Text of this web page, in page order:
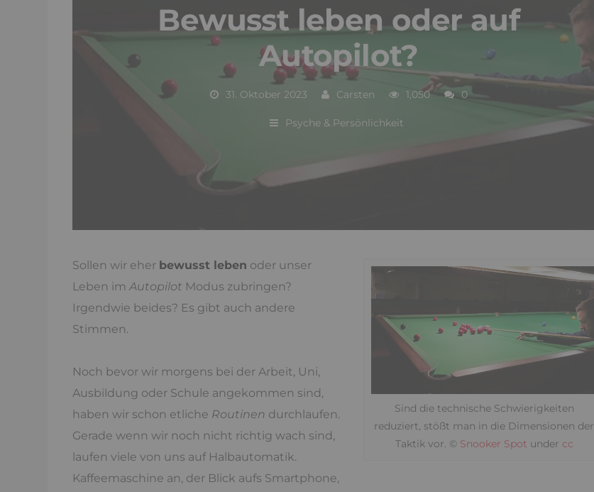
Bewusst leben oder auf
Autopilot?
31. Oktober 2023 Carsten 1,050 0
Psyche & Persönlichkeit
Sind die technische Schwierigkeiten
reduziert, stößt man in die Dimensionen der
Taktik vor. © Snooker Spot under cc
Sollen wir eher bewusst leben oder unser
Leben imAutopilot Modus zubringen?
Irgendwie beides? Es gibt auch andere
Stimmen.
Noch bevor wir morgens bei der Arbeit, Uni,
Ausbildung oder Schule angekommen sind,
haben wir schon etliche Routinen durchlaufen.
Gerade wenn wir noch nicht richtig wach sind,
laufen viele von uns auf Halbautomatik.
Kaffeemaschine an, der Blick aufs Smartphone,